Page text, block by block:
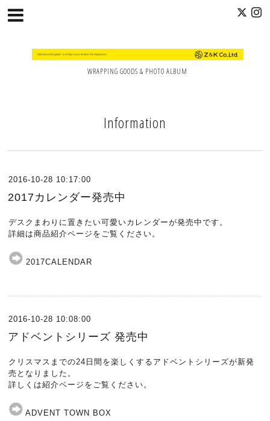
WRAPPING GOODS & PHOTO ALBUM
Information
2016-10-28 10:17:00
2017カレンダー発売中
デスクまわりに置きたい可愛いカレンダーが発売中です。
詳細は商品紹介ページをご覧ください。
2017CALENDAR
2016-10-28 10:08:00
アドベントシリーズ 発売中
クリスマスまでの24日間を楽しくするアドベントシリーズが新発
売となりました。
詳しくは紹介ページをご覧ください。
ADVENT TOWN BOX